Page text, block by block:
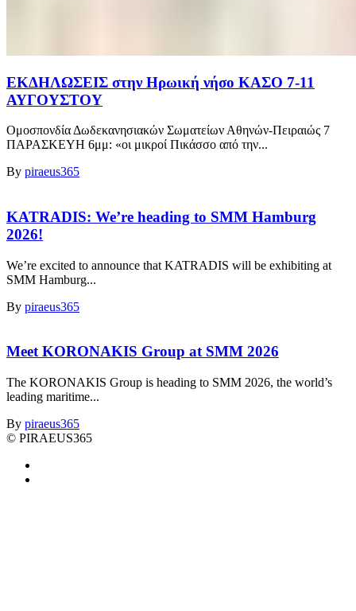
ΕΚΔΗΛΩΣΕΙΣ στην Ηρωική νήσο ΚΑΣΟ 7-11
ΑΥΓΟΥΣΤΟΥ
Ομοσπονδία Δωδεκανησιακών Σωματείων Αθηνών-Πειραιώς 7
ΠΑΡΑΣΚΕΥΗ 6μμ: «οι μικροί Πικάσσο από την...
By piraeus365
KATRADIS: We’re heading to SMM Hamburg
2026!
We’re excited to announce that KATRADIS will be exhibiting at
SMM Hamburg...
By piraeus365
Meet KORONAKIS Group at SMM 2026
The KORONAKIS Group is heading to SMM 2026, the world’s
leading maritime...
By piraeus365
© PIRAEUS365